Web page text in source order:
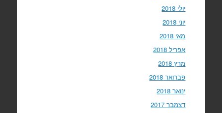
יולי 2018
יוני 2018
מאי 2018
אפריל 2018
מרץ 2018
פברואר 2018
ינואר 2018
דצמבר 2017